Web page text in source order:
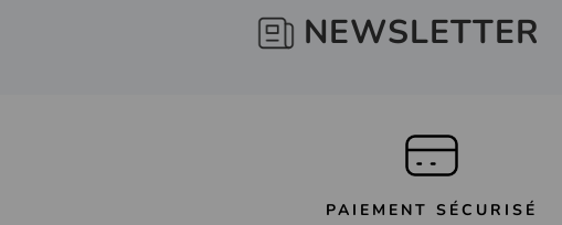
NEWSLETTER
PAIEMENT SÉCURISÉ